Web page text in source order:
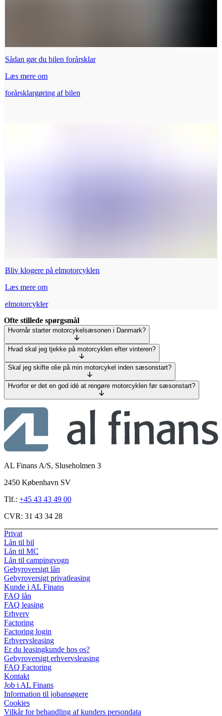
Sådan gør du bilen forårsklar
Læs mere om
forårsklargøring af bilen
Bliv klogere på elmotorcyklen
Læs mere om
elmotorcykler
Ofte stillede spørgsmål
Hvornår starter motorcykelsæsonen i Danmark?
Hvad skal jeg tjekke på motorcyklen efter vinteren?
Skal jeg skifte olie på min motorcykel inden sæsonstart?
Hvorfor er det en god idé at rengøre motorcyklen før sæsonstart?
AL Finans A/S, Sluseholmen 3
2450 København SV
Tlf.: +45 43 43 49 00
CVR: 31 43 34 28
Privat
Lån til bil
Lån til MC
Lån til campingvogn
Gebyroversigt lån
Gebyroversigt privatleasing
Kunde i AL Finans
FAQ lån
FAQ leasing
Erhverv
Factoring
Factoring login
Erhvervsleasing
Er du leasingkunde hos os?
Gebyroversigt erhvervsleasing
FAQ Factoring
Kontakt
Job i AL Finans
Information til jobansøgere
Cookies
Vilkår for behandling af kunders persondata